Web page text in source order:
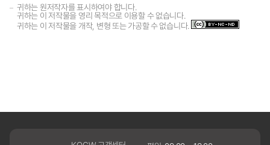
귀하는 원저작자를 표시하여야 합니다.
귀하는 이 저작물을 영리 목적으로 이용할 수 없습니다.
귀하는 이 저작물을 개작, 변형 또는 가공할 수 없습니다.